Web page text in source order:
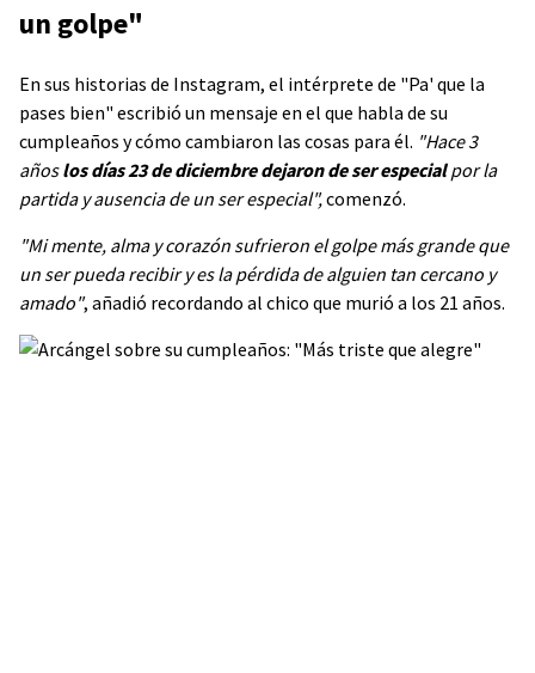
un golpe"
En sus historias de Instagram, el intérprete de "Pa' que la
pases bien" escribió un mensaje en el que habla de su
cumpleaños y cómo cambiaron las cosas para él. "Hace 3
añoslos días 23 de diciembre dejaron de ser especialpor la
partida y ausencia de un ser especial",comenzó.
"Mi mente, alma y corazón sufrieron el golpe más grande que
un ser pueda recibir y es la pérdida de alguien tan cercano y
amado", añadió recordando al chico que murió a los 21 años.